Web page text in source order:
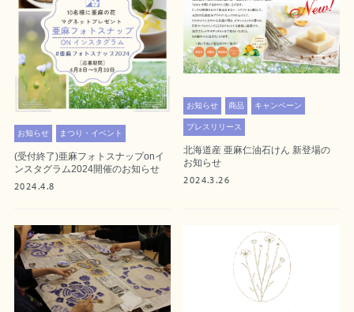
お知らせ まつり・イベント
(受付終了)亜麻フォトスナップonイ
ンスタグラム2024開催のお知らせ
2024.4.8
お知らせ 商品 キャンペーン
プレスリリース
北海道産 亜麻仁油石けん 新登場の
お知らせ
2024.3.26